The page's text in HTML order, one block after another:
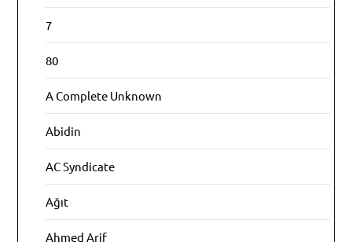
7
80
A Complete Unknown
Abidin
AC Syndicate
Ağıt
Ahmed Arif